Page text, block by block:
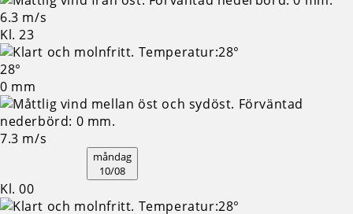
6.3 m/s
Kl. 23
28°
0 mm
7.3 m/s
måndag
10/08
Kl. 00